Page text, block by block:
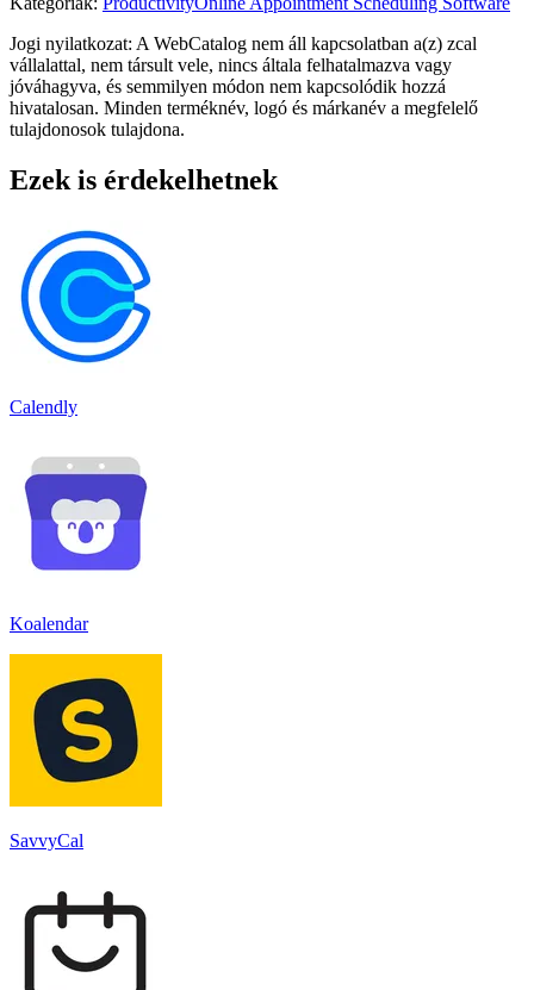
Jogi nyilatkozat: A WebCatalog nem áll kapcsolatban a(z) zcal
vállalattal, nem társult vele, nincs általa felhatalmazva vagy
jóváhagyva, és semmilyen módon nem kapcsolódik hozzá
hivatalosan. Minden terméknév, logó és márkanév a megfelelő
tulajdonosok tulajdona.
Ezek is érdekelhetnek
Calendly
Koalendar
SavvyCal